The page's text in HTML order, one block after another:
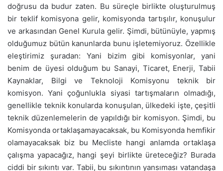
doğrusu da budur zaten. Bu süreçle birlikte oluşturulmuş
bir teklif komisyona gelir, komisyonda tartışılır, konuşulur
ve arkasından Genel Kurula gelir. Şimdi, bütünüyle, yapmış
olduğumuz bütün kanunlarda bunu işletemiyoruz. Özellikle
eleştirimiz şuradan: Yani bizim gibi komisyonlar, yani
benim de üyesi olduğum bu Sanayi, Ticaret, Enerji, Tabii
Kaynaklar, Bilgi ve Teknoloji Komisyonu teknik bir
komisyon. Yani çoğunlukla siyasi tartışmaların olmadığı,
genellikle teknik konularda konuşulan, ülkedeki işte, çeşitli
teknik düzenlemelerin de yapıldığı bir komisyon. Şimdi, bu
Komisyonda ortaklaşamayacaksak, bu Komisyonda hemfikir
olamayacaksak biz bu Mecliste hangi anlamda ortaklaşa
çalışma yapacağız, hangi şeyi birlikte üreteceğiz? Burada
ciddi bir sıkıntı var. Tabii, bu sıkıntının yansıması vatandaşa